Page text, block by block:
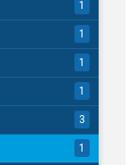
1
1
1
1
3
1